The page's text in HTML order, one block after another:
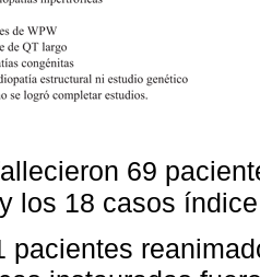
69
los 18 casos
pacientes